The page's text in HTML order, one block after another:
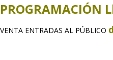
PROGRAMACIÓN
VENTA ENTRADAS AL PÚBLICO